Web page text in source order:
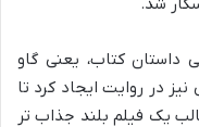
شد.
داستان کتاب، یعنی گاو
در روایت ایجاد کرد تا
یک فیلم بلند جذاب تر